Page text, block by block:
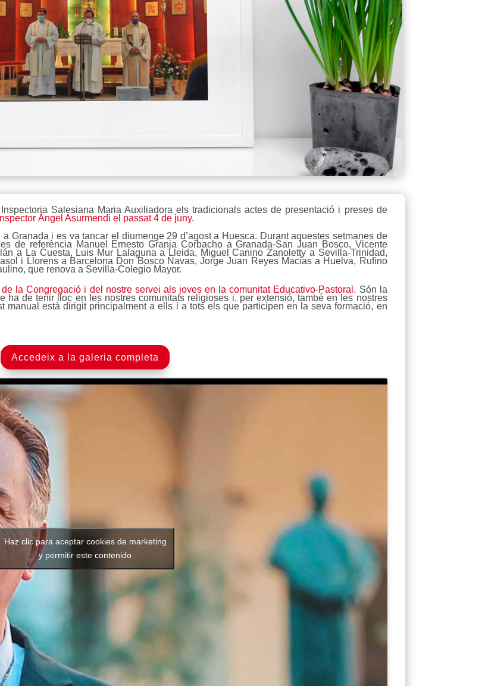
Salesiana Maria Auxiliadora els tradicionals actes de presentació i preses de
Ángel Asurmendi el passat 4 de juny.
Granada i es va tancar el diumenge 29 d’agost a Huesca. Durant aquestes setmanes de
de referència Manuel Ernesto Granja Corbacho a Granada-San Juan Bosco, Vicente
a La Cuesta, Luis Mur Lalaguna a Lleida, Miguel Canino Zanoletty a Sevilla-Trinidad,
i Llorens a Barcelona Don Bosco Navas, Jorge Juan Reyes Macías a Huelva, Rufino
que renova a Sevilla-Colegio Mayor.
la Congregació i del nostre servei als joves en la comunitat Educativo-Pastoral. Són la
ha de tenir lloc en les nostres comunitats religioses i, per extensió, també en les nostres
manual està dirigit principalment a ells i a tots els que participen en la seva formació, en
Accedeix a la galeria completa
Haz clic para aceptar cookies de marketing
y permitir este contenido